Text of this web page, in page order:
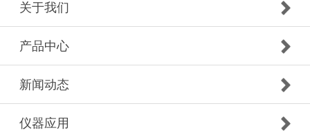
关于我们
产品中心
新闻动态
仪器应用